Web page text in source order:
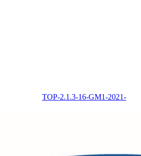
TOP-2.1.3-16-GM1-2021-